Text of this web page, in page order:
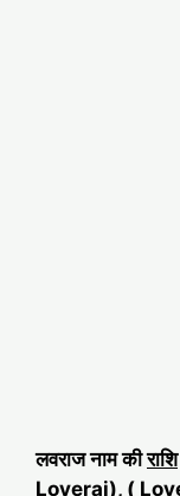
लवराज नाम कीराशि
Loveraj), (